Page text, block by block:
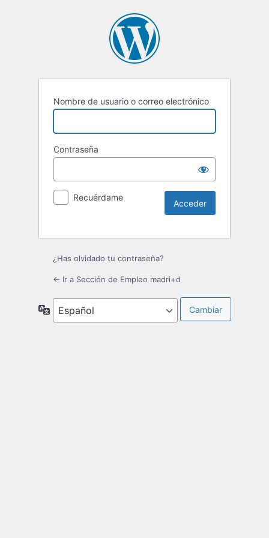
Nombre de usuario o correo electrónico
Contraseña
Recuérdame
¿Has olvidado tu contraseña?
← Ir a Sección de Empleo madri+d
Idioma